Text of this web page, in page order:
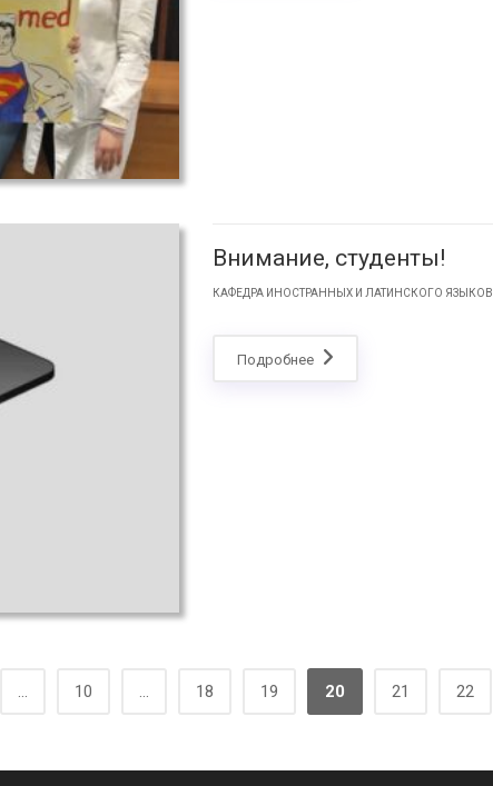
Внимание, студенты!
КАФЕДРА ИНОСТРАННЫХ И ЛАТИНСКОГО ЯЗЫКОВ
Подробнее
... 10 ... 18 19 20 21 22